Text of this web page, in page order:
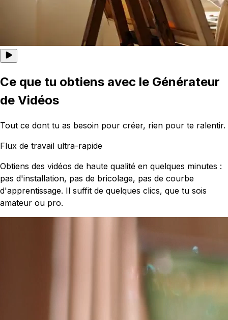
Ce que tu obtiens avec le Générateur
de Vidéos
Tout ce dont tu as besoin pour créer, rien pour te ralentir.
Flux de travail ultra-rapide
Obtiens des vidéos de haute qualité en quelques minutes :
pas d'installation, pas de bricolage, pas de courbe
d'apprentissage. Il suffit de quelques clics, que tu sois
amateur ou pro.